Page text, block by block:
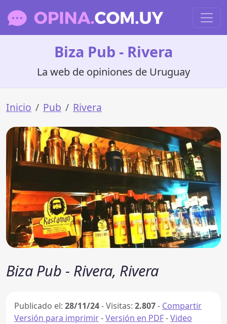
Biza Pub - Rivera
La web de opiniones de Uruguay
Inicio Pub Rivera
Biza Pub - Rivera, Rivera
Publicado el: 28/11/24-Visitas: 2.807- Compartir
Versión para imprimir-Versión en PDF-Video